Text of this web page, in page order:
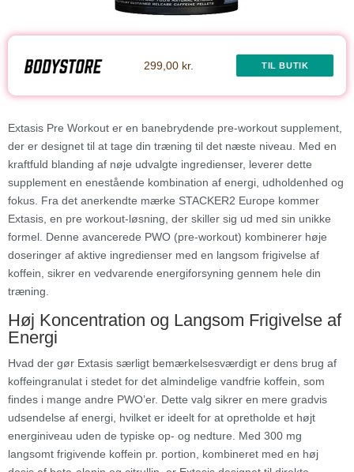
299,00 kr. TIL BUTIK
Extasis Pre Workout er en banebrydende pre-workout supplement,
der er designet til at tage din træning til det næste niveau. Med en
kraftfuld blanding af nøje udvalgte ingredienser, leverer dette
supplement en enestående kombination af energi, udholdenhed og
fokus. Fra det anerkendte mærke STACKER2 Europe kommer
Extasis, en pre workout-løsning, der skiller sig ud med sin unikke
formel. Denne avancerede PWO (pre-workout) kombinerer høje
doseringer af aktive ingredienser med en langsom frigivelse af
koffein, sikrer en vedvarende energiforsyning gennem hele din
træning.
Høj Koncentration og Langsom Frigivelse af
Energi
Hvad der gør Extasis særligt bemærkelsesværdigt er dens brug af
koffeingranulat i stedet for det almindelige vandfrie koffein, som
findes i mange andre PWO’er. Dette valg sikrer en mere gradvis
udsendelse af energi, hvilket er ideelt for at opretholde et højt
energiniveau uden de typiske op- og nedture. Med 300 mg
langsomt frigivende koffein pr. portion, kombineret med en høj